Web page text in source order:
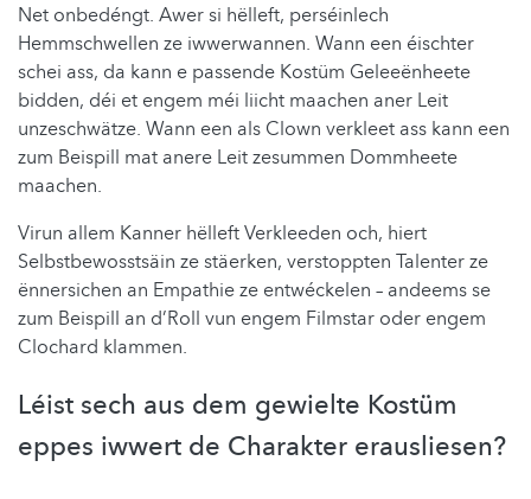
Net onbedéngt. Awer si hëlleft, perséinlech
Hemmschwellen ze iwwerwannen. Wann een éischter
schei ass, da kann e passende Kostüm Geleeënheete
bidden, déi et engem méi liicht maachen aner Leit
unzeschwätze. Wann een als Clown verkleet ass kann een
zum Beispill mat anere Leit zesummen Dommheete
maachen.
Virun allem Kanner hëlleft Verkleeden och, hiert
Selbstbewosstsäin ze stäerken, verstoppten Talenter ze
ënnersichen an Empathie ze entwéckelen – andeems se
zum Beispill an d’Roll vun engem Filmstar oder engem
Clochard klammen.
Léist sech aus dem gewielte Kostüm
eppes iwwert de Charakter erausliesen?